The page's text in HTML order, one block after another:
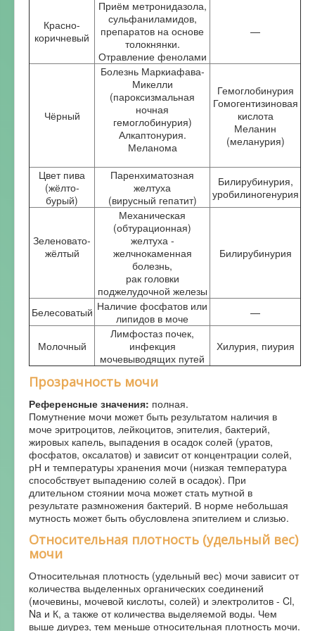
Красно-
коричневый
Приём метронидазола,
сульфаниламидов,
препаратов на основе
толокнянки.
Отравление фенолами
—
Чёрный
Болезнь Маркиафава-
Микелли
(пароксизмальная
ночная
гемоглобинурия)
Алкаптонурия.
Меланома
Гемоглобинурия
Гомогентизиновая
кислота
Меланин
(меланурия)
Цвет пива
(жёлто-
бурый)
Паренхиматозная
желтуха
(вирусный гепатит)
Билирубинурия,
уробилиногенурия
Зеленовато-
жёлтый
Механическая
(обтурационная)
желтуха -
желчнокаменная
болезнь,
рак головки
поджелудочной железы
Билирубинурия
Белесоватый Наличие фосфатов или
липидов в моче
—
Молочный
Лимфостаз почек,
инфекция
мочевыводящих путей
Хилурия, пиурия
Прозрачность мочи
Референсные значения: полная.
Помутнение мочи может быть результатом наличия в
моче эритроцитов, лейкоцитов, эпителия, бактерий,
жировых капель, выпадения в осадок солей (уратов,
фосфатов, оксалатов) и зависит от концентрации солей,
рН и температуры хранения мочи (низкая температура
способствует выпадению солей в осадок). При
длительном стоянии моча может стать мутной в
результате размножения бактерий. В норме небольшая
мутность может быть обусловлена эпителием и слизью.
Относительная плотность (удельный вес)
мочи
Относительная плотность (удельный вес) мочи зависит от
количества выделенных органических соединений
(мочевины, мочевой кислоты, солей) и электролитов - Cl,
Na и К, а также от количества выделяемой воды. Чем
выше диурез, тем меньше относительная плотность мочи.